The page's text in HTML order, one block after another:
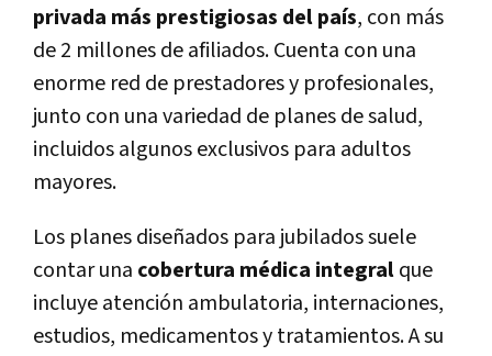
privada más prestigiosas del país, con más
de 2 millones de afiliados. Cuenta con una
enorme red de prestadores y profesionales,
junto con una variedad de planes de salud,
incluidos algunos exclusivos para adultos
mayores.
Los planes diseñados para jubilados suele
contar una cobertura médica integralque
incluye atención ambulatoria, internaciones,
estudios, medicamentos y tratamientos. A su